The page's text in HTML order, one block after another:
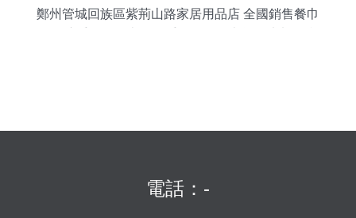
鄭州管城回族區紫荊山路家居用品店 全國銷售餐巾
電話：-